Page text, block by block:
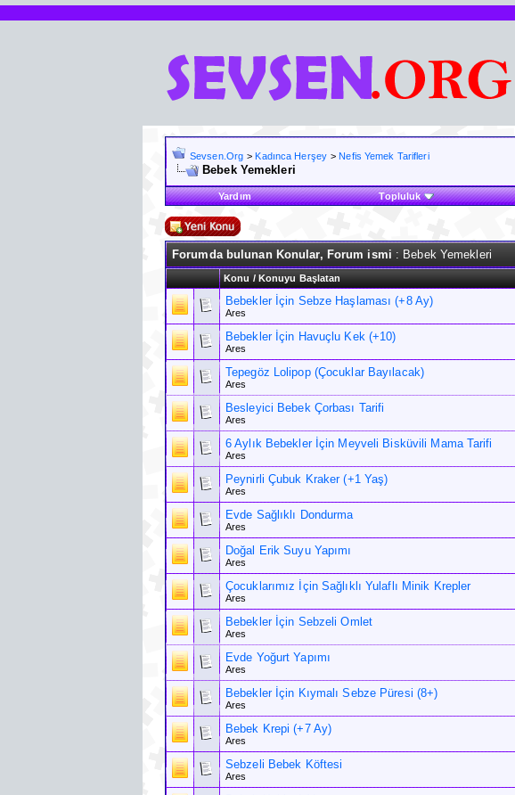
Sevsen.Org > Kadınca Herşey > Nefis Yemek Tarifleri
Bebek Yemekleri
Yardım Topluluk
Forumda bulunan Konular, Forum ismi : Bebek Yemekleri
Konu / Konuyu Başlatan
Bebekler İçin Sebze Haşlaması (+8 Ay)
Ares
Bebekler İçin Havuçlu Kek (+10)
Ares
Tepegöz Lolipop (Çocuklar Bayılacak)
Ares
Besleyici Bebek Çorbası Tarifi
Ares
6 Aylık Bebekler İçin Meyveli Bisküvili Mama Tarifi
Ares
Peynirli Çubuk Kraker (+1 Yaş)
Ares
Evde Sağlıklı Dondurma
Ares
Doğal Erik Suyu Yapımı
Ares
Çocuklarımız İçin Sağlıklı Yulaflı Minik Krepler
Ares
Bebekler İçin Sebzeli Omlet
Ares
Evde Yoğurt Yapımı
Ares
Bebekler İçin Kıymalı Sebze Püresi (8+)
Ares
Bebek Krepi (+7 Ay)
Ares
Sebzeli Bebek Köftesi
Ares